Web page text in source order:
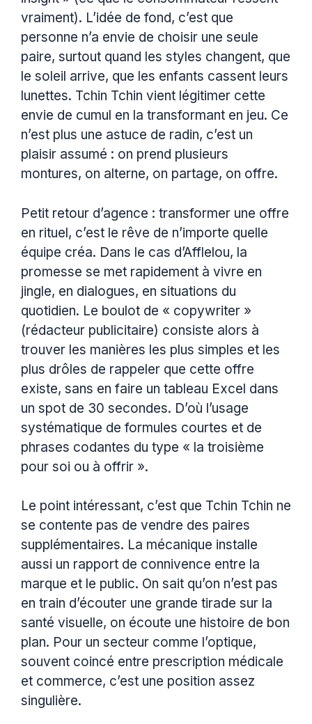
vraiment). L’idée de fond, c’est que
personne n’a envie de choisir une seule
paire, surtout quand les styles changent, que
le soleil arrive, que les enfants cassent leurs
lunettes. Tchin Tchin vient légitimer cette
envie de cumul en la transformant en jeu. Ce
n’est plus une astuce de radin, c’est un
plaisir assumé : on prend plusieurs
montures, on alterne, on partage, on offre.
Petit retour d’agence : transformer une offre
en rituel, c’est le rêve de n’importe quelle
équipe créa. Dans le cas d’Afflelou, la
promesse se met rapidement à vivre en
jingle, en dialogues, en situations du
quotidien. Le boulot de « copywriter »
(rédacteur publicitaire) consiste alors à
trouver les manières les plus simples et les
plus drôles de rappeler que cette offre
existe, sans en faire un tableau Excel dans
un spot de 30 secondes. D’où l’usage
systématique de formules courtes et de
phrases codantes du type « la troisième
pour soi ou à offrir ».
Le point intéressant, c’est que Tchin Tchin ne
se contente pas de vendre des paires
supplémentaires. La mécanique installe
aussi un rapport de connivence entre la
marque et le public. On sait qu’on n’est pas
en train d’écouter une grande tirade sur la
santé visuelle, on écoute une histoire de bon
plan. Pour un secteur comme l’optique,
souvent coincé entre prescription médicale
et commerce, c’est une position assez
singulière.